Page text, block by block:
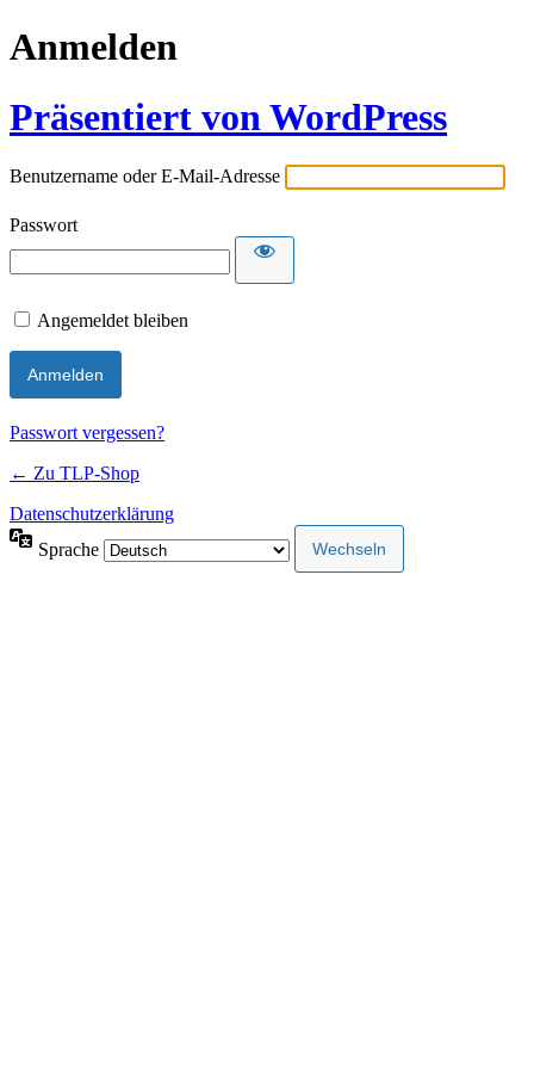
Anmelden
Präsentiert von WordPress
Benutzername oder E-Mail-Adresse
Passwort
Angemeldet bleiben
Passwort vergessen?
← Zu TLP-Shop
Datenschutzerklärung
Sprache